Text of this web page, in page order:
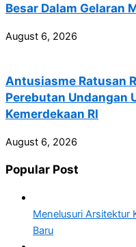
Besar Dalam Gelaran
August 6, 2026
Antusiasme Ratusan
Perebutan Undangan
Kemerdekaan RI
August 6, 2026
Popular Post
Menelusuri Arsitektur
Baru